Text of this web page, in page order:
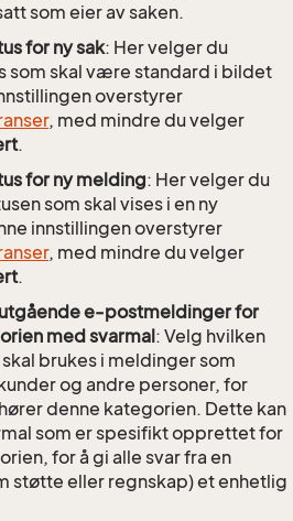
som eier av saken.
for ny sak: Her velger du
som skal være standard i bildet
overstyrer
, med mindre du velger
.
for ny melding: Her velger du
som skal vises i en ny
innstillingen overstyrer
, med mindre du velger
.
utgående e-postmeldinger for
med svarmal: Velg hvilken
brukes i meldinger som
og andre personer, for
denne kategorien. Dette kan
som er spesifikt opprettet for
for å gi alle svar fra en
støtte eller regnskap) et enhetlig